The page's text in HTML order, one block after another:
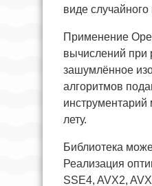
виде
Применение
вычислений при
зашумлённое
алгоритмов
лету.
Библиотека
Реализация
SSE4, AVX2,